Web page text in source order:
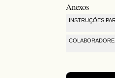
Anexos
INSTRUÇÕES